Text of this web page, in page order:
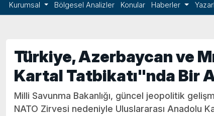
Kurumsal Bölgesel Analizler Konular Haberler
Türkiye, Azerbaycan ve
Kartal Tatbikatı"nda Bir
Milli Savunma Bakanlığı, güncel jeopolitik
NATO Zirvesi nedeniyle Uluslararası Anadolu